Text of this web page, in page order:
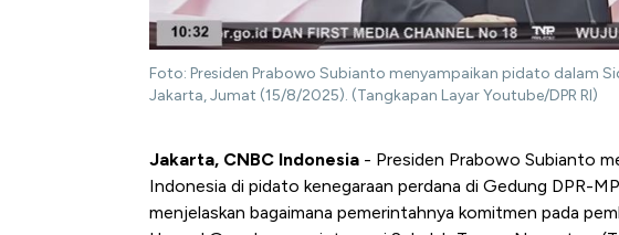
Foto: Presiden Prabowo Subianto menyampaikan pidato dalam
Jakarta, Jumat (15/8/2025). (Tangkapan Layar Youtube/DPR RI)
Jakarta, CNBC Indonesia - Presiden Prabowo Subianto
Indonesia di pidato kenegaraan perdana di Gedung DPR-
menjelaskan bagaimana pemerintahnya komitmen pada